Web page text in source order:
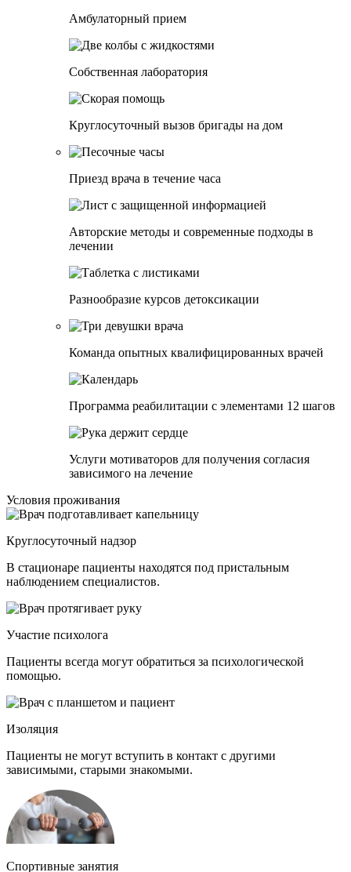
Амбулаторный прием
Собственная лаборатория
Круглосуточный вызов бригады на дом
Приезд врача в течение часа
Авторские методы и современные подходы в
лечении
Разнообразие курсов детоксикации
Команда опытных квалифицированных врачей
Программа реабилитации c элементами 12 шагов
Услуги мотиваторов для получения согласия
зависимого на лечение
Условия проживания
Круглосуточный надзор
В стационаре пациенты находятся под пристальным
наблюдением специалистов.
Участие психолога
Пациенты всегда могут обратиться за психологической
помощью.
Изоляция
Пациенты не могут вступить в контакт с другими
зависимыми, старыми знакомыми.
Спортивные занятия